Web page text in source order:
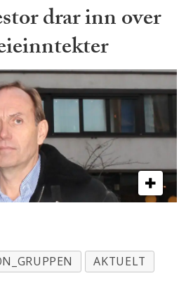
drar inn over
AKTUELT